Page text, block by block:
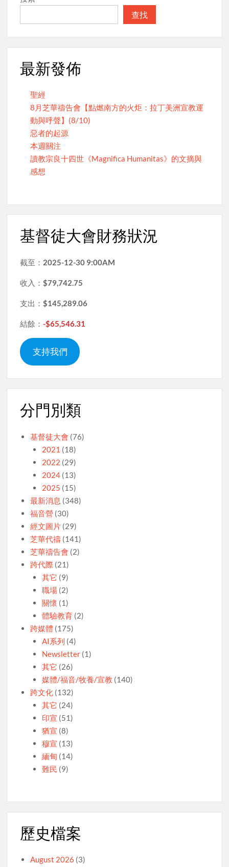
查找
最新發佈
聖經
8月芝華禱告會【點燃南方的火炬：拉丁美洲宣教運
動與呼聲】(8/10)
惡者的起源
本週關注
讀教宗良十四世《Magnifica Humanitas》的文摘與
感想
基督徒大會財務狀況
截至： 2025-12-30 9:00AM
收入：$79,742.75
支出：$145,289.06
結餘：-$65,546.31
支持我們
分門別類
基督徒大會 (76)
2021 (18)
2022 (29)
2024(13)
2025 (15)
最新消息 (348)
福音營 (30)
經文圖片 (29)
芝華代禱 (141)
芝華禱告會 (2)
跨代際 (21)
其它 (9)
職場(2)
關懷 (1)
體驗教育(2)
跨媒體 (175)
AI系列 (4)
Newsletter(1)
其它 (26)
媒體/福音/牧養/宣教 (140)
跨文化 (132)
其它 (24)
印宣 (51)
猶宣 (8)
穆宣 (13)
緬甸 (14)
難民 (9)
歷史檔案
August 2026 (3)